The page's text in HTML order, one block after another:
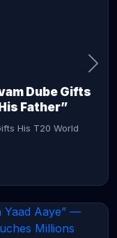
Dube Gifts
Father”
His T20 World